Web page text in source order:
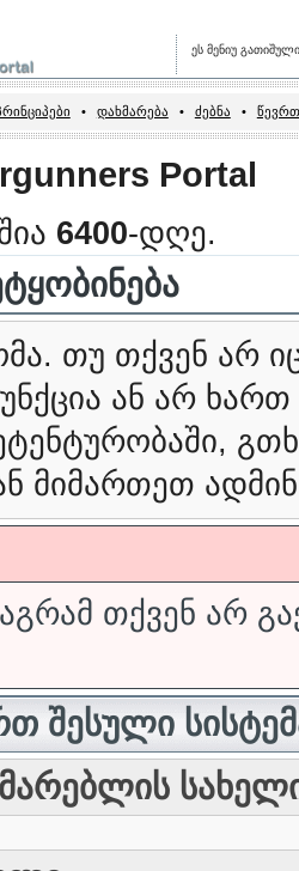
ეს მენიუ
• დახმარება • ძებნა •
Portal
6400-დღე.
თუ თქვენ არ
ან არ ხართ
მიმართეთ
თქვენ არ
შესული